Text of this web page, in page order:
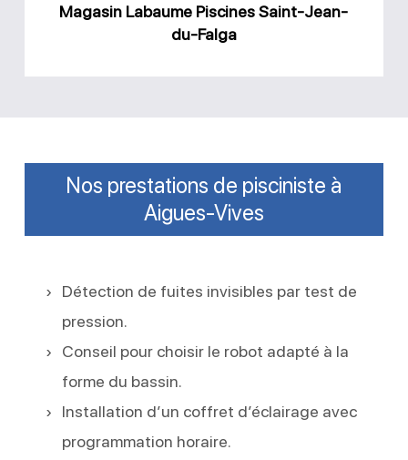
Magasin Labaume Piscines Saint-Jean-
du-Falga
Nos prestations de pisciniste à
Aigues-Vives
Détection de fuites invisibles par test de
pression.
Conseil pour choisir le robot adapté à la
forme du bassin.
Installation d’un coffret d’éclairage avec
programmation horaire.